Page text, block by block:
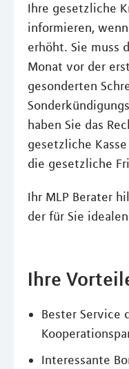
Ihre gesetzliche
informieren,
erhöht. Sie muss
Monat vor der
gesonderten
haben Sie das
gesetzliche
die gesetzliche
Ihr MLP Berater
der für Sie
Ihre
Bester Service
Interessante